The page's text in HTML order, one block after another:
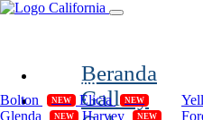
Beranda
Gallery
Compilation
Bolton
NEW Elicia NEW
Glenda NEW Harvey NEW